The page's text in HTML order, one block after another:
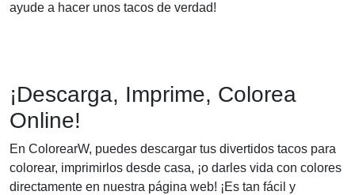
ayude a hacer unos tacos de verdad!
¡Descarga, Imprime, Colorea
Online!
En ColorearW, puedes descargar tus divertidos tacos para
colorear, imprimirlos desde casa, ¡o darles vida con colores
directamente en nuestra página web! ¡Es tan fácil y